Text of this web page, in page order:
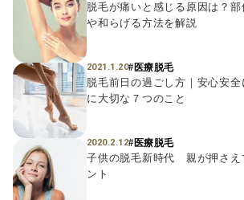
2020.2.12#医療脱毛
子供の脱毛新時代 親が押さえ
ント
2021.1.20#医療脱毛
脱毛前日の過ごし方｜安心安
に大切な７つのこと
脱毛が痛いと感じる原因は？
や和らげる方法を解説